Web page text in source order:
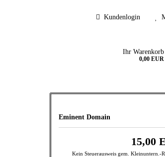
Kundenlogin
Ihr Warenkorb
0,00 EUR
Eminent Domain
15,00
Kein Steuerausweis gem. Kleinuntern.-